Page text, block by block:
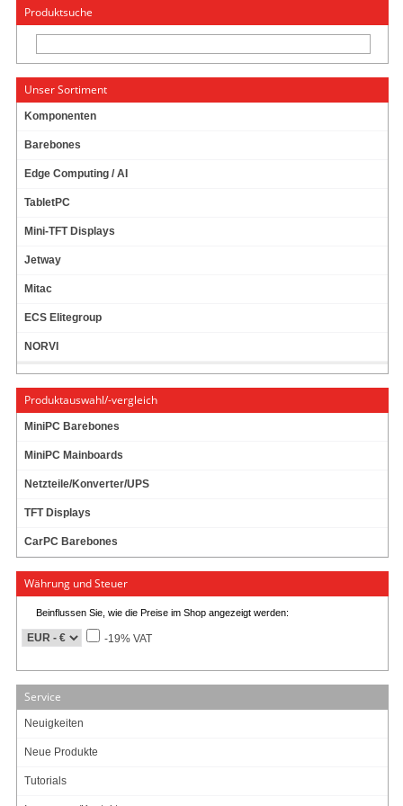
« Wechseln zu: CarTFT.com
Produktsuche
Unser Sortiment
Komponenten
Barebones
Edge Computing / AI
TabletPC
Mini-TFT Displays
Jetway
Mitac
ECS Elitegroup
NORVI
Produktauswahl/-vergleich
MiniPC Barebones
MiniPC Mainboards
Netzteile/Konverter/UPS
TFT Displays
CarPC Barebones
Währung und Steuer
Beinflussen Sie, wie die Preise im Shop angezeigt werden:
-19% VAT
Service
Neuigkeiten
Neue Produkte
Tutorials
VIDEO/STROM/AUDIO-ANSCHLUSSKABEL F.
CARTFT 7" (DISPLAYSEITIG USB)
Video/Strom/Audio-Anschlusskabel f. CarTFT 7" (displayseitig USB)
Art-Nr.: 742 Anzahl: